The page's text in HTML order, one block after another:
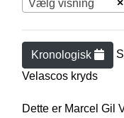
×
Vælg visning
Kronologisk
Velascos kryds
Dette er Marcel Gil